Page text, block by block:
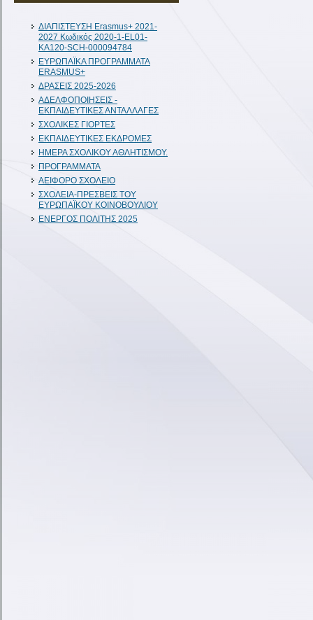
ΔIAΠΙΣΤΕΥΣΗ Erasmus+ 2021-
2027 Κωδικός 2020-1-EL01-
KA120-SCH-000094784
ΕΥΡΩΠΑΪΚΑ ΠΡΟΓΡΑΜΜΑΤΑ
ERASMUS+
ΔΡΑΣΕΙΣ 2025-2026
ΑΔΕΛΦΟΠΟΙΗΣΕΙΣ -
ΕΚΠΑΙΔΕΥΤΙΚΕΣ ΑΝΤΑΛΛΑΓΕΣ
ΣΧΟΛΙΚΕΣ ΓΙΟΡΤΕΣ
ΕΚΠΑΙΔΕΥΤΙΚΕΣ ΕΚΔΡΟΜΕΣ
ΗΜΕΡΑ ΣΧΟΛΙΚΟΥ ΑΘΛΗΤΙΣΜΟΥ.
ΠΡΟΓΡΑΜΜΑΤΑ
ΑΕΙΦΟΡΟ ΣΧΟΛΕΙΟ
ΣΧΟΛΕΙΑ-ΠΡΕΣΒΕΙΣ ΤΟΥ
ΕΥΡΩΠΑΪΚΟΥ ΚΟΙΝΟΒΟΥΛΙΟΥ
ΕΝΕΡΓΟΣ ΠΟΛΙΤΗΣ 2025